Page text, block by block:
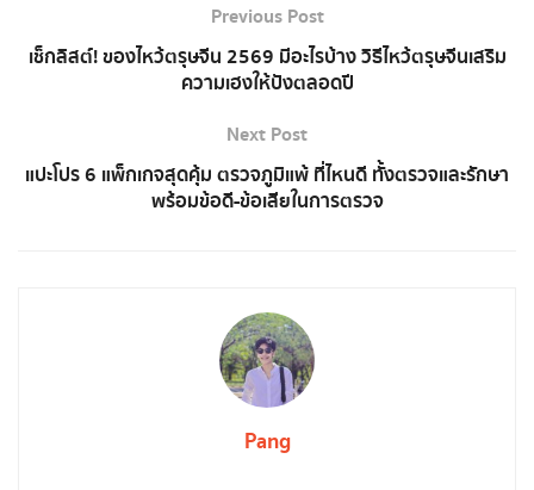
Previous Post
เช็กลิสต์! ของไหว้ตรุษจีน 2569 มีอะไรบ้าง วิธีไหว้ตรุษจีนเสริม
ความเฮงให้ปังตลอดปี
Next Post
แปะโปร 6 แพ็กเกจสุดคุ้ม ตรวจภูมิแพ้ ที่ไหนดี ทั้งตรวจและรักษา
พร้อมข้อดี-ข้อเสียในการตรวจ
Pang